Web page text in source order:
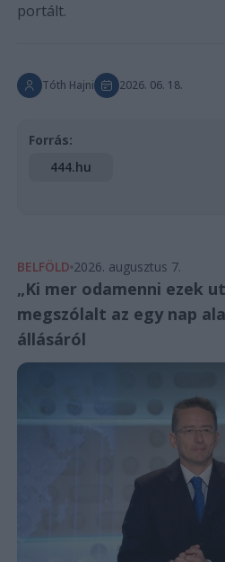
portált.
Tóth Hajni 2026. 06. 18.
Forrás:
444.hu
BELFÖLD 2026. augusztus 7.
„Ki mer odamenni ezek
megszólalt az egy nap
állásáról